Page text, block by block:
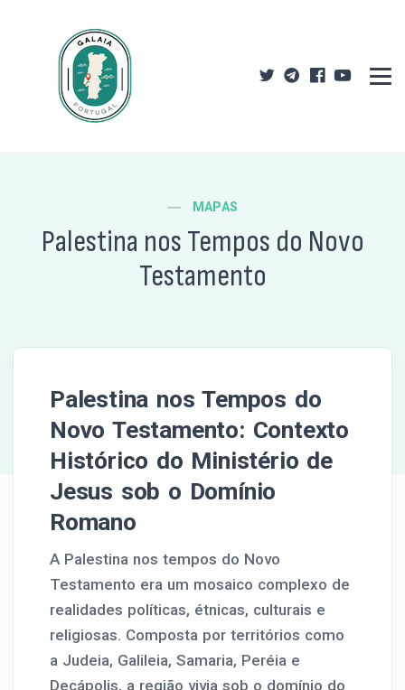
MAPAS
Palestina nos Tempos do Novo
Testamento
Palestina nos Tempos do
Novo Testamento: Contexto
Histórico do Ministério de
Jesus sob o Domínio
Romano
A Palestina nos tempos do Novo
Testamento era um mosaico complexo de
realidades políticas, étnicas, culturais e
religiosas. Composta por territórios como
a Judeia, Galileia, Samaria, Peréia e
Decápolis, a região vivia sob o domínio do